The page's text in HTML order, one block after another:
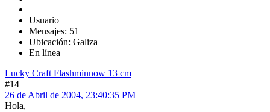
Usuario
Mensajes: 51
Ubicación: Galiza
En línea
Lucky Craft Flashminnow 13 cm
#14
26 de Abril de 2004, 23:40:35 PM
Hola,